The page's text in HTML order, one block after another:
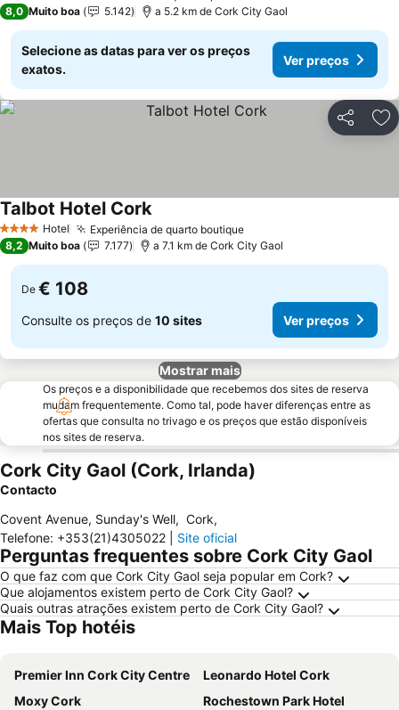
8,0 Muito boa 5.142 a 5.2 km de Cork City Gaol
Selecione as datas para ver os preços
exatos.
Ver preços
Partilhar
4 EstrelasHotel Experiência de quarto boutique
Talbot Hotel Cork
8,2 Muito boa 7.177 a 7.1 km de Cork City Gaol
De € 108
Consulte os preços de 10 sites Ver preços
Mostrar mais
Os preços e a disponibilidade que recebemos dos sites de reserva
mudam frequentemente. Como tal, pode haver diferenças entre as
ofertas que consulta no trivago e os preços que estão disponíveis
nos sites de reserva.
Cork City Gaol (Cork, Irlanda)
Contacto
Covent Avenue, Sunday's Well, Cork,
Telefone: +353(21)4305022 Site oficial
Perguntas frequentes sobre Cork City Gaol
O que faz com que Cork City Gaol seja popular em Cork?
Que alojamentos existem perto de Cork City Gaol?
Quais outras atrações existem perto de Cork City Gaol?
Mais Top hotéis
Premier Inn Cork City Centre
Leonardo Hotel Cork
Moxy Cork
Rochestown Park Hotel